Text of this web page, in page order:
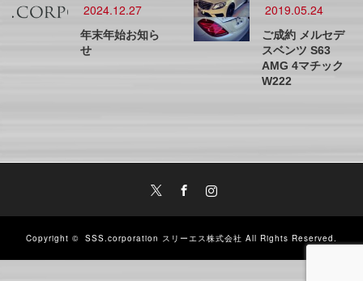
2024.12.27
年末年始お知ら
せ
2019.05.24
ご成約 メルセデ
スベンツ S63
AMG 4マチック
W222
Instagram
Copyright © SSS.corporation スリーエス株式会社 All Rights Reserved.